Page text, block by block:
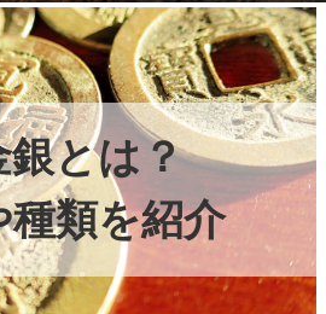
銀とは？
種類を紹介